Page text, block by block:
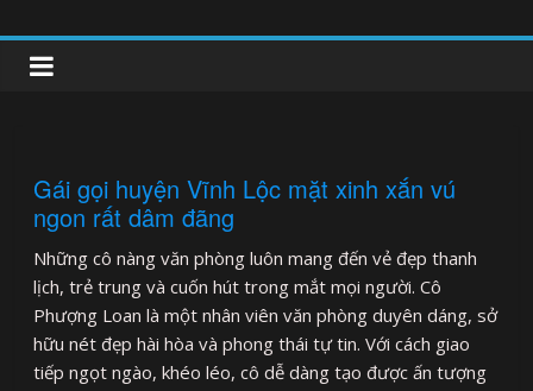
to
content
clipnonglive.com
Gái gọi huyện Vĩnh Lộc mặt xinh xắn vú
ngon rất dâm đãng
Những cô nàng văn phòng luôn mang đến vẻ đẹp thanh
lịch, trẻ trung và cuốn hút trong mắt mọi người. Cô
Phượng Loan là một nhân viên văn phòng duyên dáng, sở
hữu nét đẹp hài hòa và phong thái tự tin. Với cách giao
tiếp ngọt ngào, khéo léo, cô dễ dàng tạo được ấn tượng